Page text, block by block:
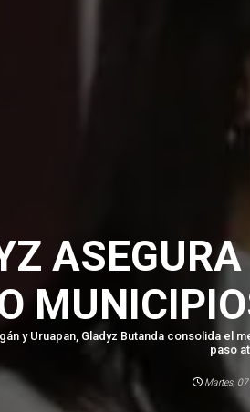
y Uruapan, Gladyz Butanda consolida el
paso
Martes,